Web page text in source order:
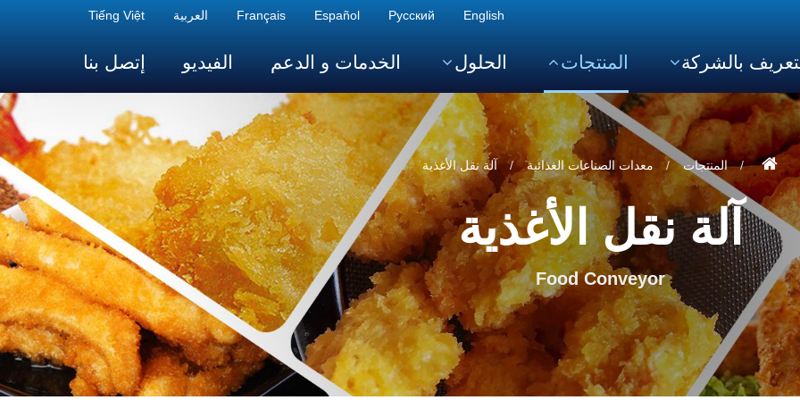
English
Русский
Español
Français العربية Tiếng Việt
بالشركة المنتجات الحلول الخدمات و الدعم الفيديو إتصل بنا
المنتجات معدات الصناعات الغذائية آلة نقل الأغذية
آلة نقل الأغذية
Food Conveyor